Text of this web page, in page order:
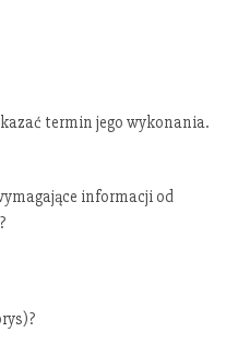
termin jego wykonania.
informacji od